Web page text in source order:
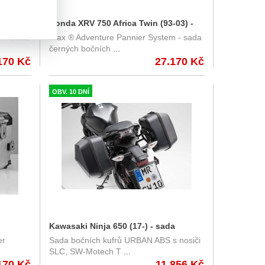
37 l s
S
- sada
Kč
Honda XRV 750 Africa Twin (93-03) -
sada bočních kufrů TRAX Adventure
45/37 l s nosičem - černé
Trax ® Adventure Pannier System - sada
černých bočních
27.170 Kč
37
OBV. 10 DNÍ
Kawasaki Ninja 650 (17-) - sada
nosičů a kufrů URBAN ABS, SW-
Motech BC.HTA.08.866.30000/B
Sada bočních kufrů URBAN ABS s nosiči
SLC, SW-Motech T